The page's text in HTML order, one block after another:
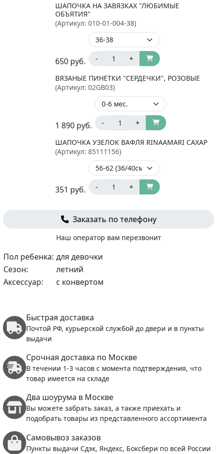
ШАПОЧКА НА ЗАВЯЗКАХ "ЛЮБИМЫЕ
ОБЪЯТИЯ"
(Артикул: 010-01-004-38)
650 руб. - +
ВЯЗАНЫЕ ПИНЕТКИ "СЕРДЕЧКИ", РОЗОВЫЕ
(Артикул: 02GB03)
1 890 руб. - +
ШАПОЧКА УЗЕЛОК ВАФЛЯ RINAAMARI САХАР
(Артикул: 85111156)
351 руб. - +
Заказать по телефону
Наш оператор вам перезвонит
Пол ребенка: для девочки
Сезон:
летний
Аксессуар:
с конвертом
Быстрая доставка
Почтой РФ, курьерской службой до двери и в пункты
выдачи
Срочная доставка по Москве
В течении 1-3 часов с момента подтверждения, что
товар имеется на складе
Два шоурума в Москве
Вы можете забрать заказ, а также приехать и
подобрать товары из представленного ассортимента
Самовывоз заказов
Пункты выдачи Сдэк, Яндекс, Боксбери по всей России